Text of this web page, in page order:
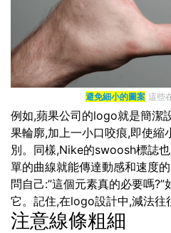
避免細小的圖案 這些
例如,蘋果公司的logo就是簡潔
果輪廓,加上一小口咬痕,即使縮
別。同樣,Nike的swoosh標誌
單的曲線就能傳達動感和速度
問自己:”這個元素真的必要嗎
它。記住,在logo設計中,減法往
注意線條粗細